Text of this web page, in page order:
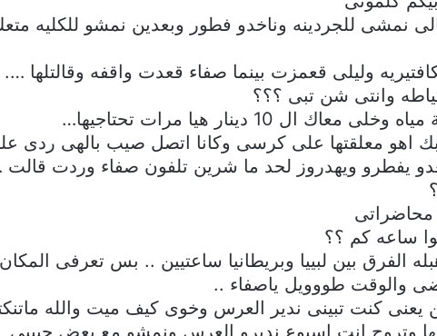
نمشى للجردينه وناخدو فطور وبعدين نمشو للكليه
وليلى قعمزت بينما صفاء قعدت واقفه وقالتلها ….
وانتى شن تبى ؟؟؟
دينار هيا مرات تحتاجيها…
اهو معلقتها على كرسى وكانا اتصل صيب بالهى ردى
يفطرو ويهدروز لحد ما شرين تلفون صفاء وردت
ساعه كم ؟؟
ياهبله الفرق بين لبييا وبريطانيا ساعتيين .. بس
والوقت طووويل ياصفاء ..
كنت تبينى ندير العرس وخوى كيف ميت والله
وتروح انت اسبوع نديرو العرس ونمشو مع بعض حبيبى